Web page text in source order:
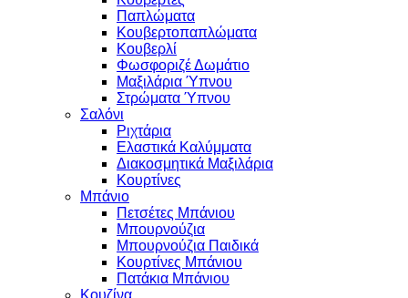
Παπλώματα
Κουβερτοπαπλώματα
Κουβερλί
Φωσφοριζέ Δωμάτιο
Μαξιλάρια Ύπνου
Στρώματα Ύπνου
Σαλόνι
Ριχτάρια
Ελαστικά Καλύμματα
Διακοσμητικά Μαξιλάρια
Κουρτίνες
Μπάνιο
Πετσέτες Μπάνιου
Μπουρνούζια
Μπουρνούζια Παιδικά
Κουρτίνες Μπάνιου
Πατάκια Μπάνιου
Κουζίνα